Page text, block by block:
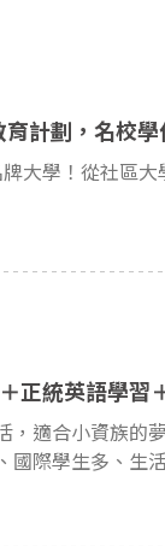
計劃，名校學
正統英語學習
適合小資族的
生多、生活成本低